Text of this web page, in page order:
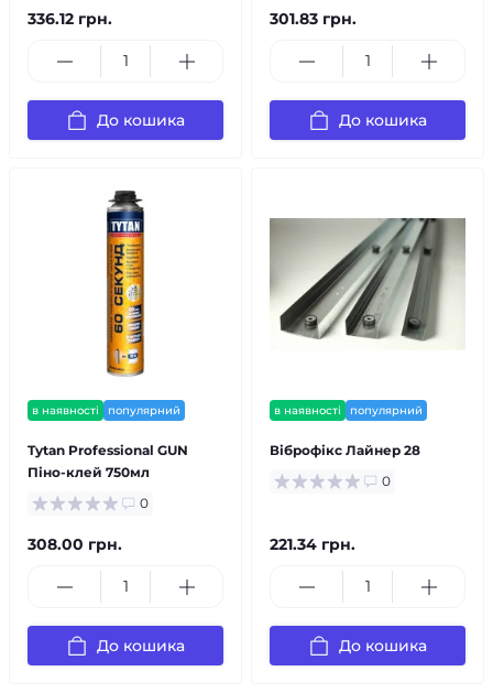
336.12 грн.
До кошика
301.83 грн.
До кошика
в наявності популярний
Tytan Professional GUN
Піно-клей 750мл
0
308.00 грн.
До кошика
в наявності популярний
Віброфікс Лайнер 28
0
221.34 грн.
До кошика